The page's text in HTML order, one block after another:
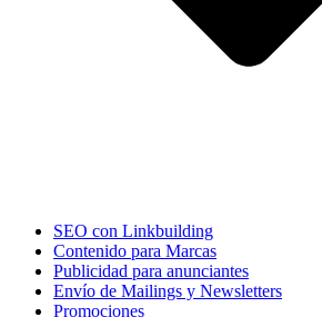
SEO con Linkbuilding
Contenido para Marcas
Publicidad para anunciantes
Envío de Mailings y Newsletters
Promociones